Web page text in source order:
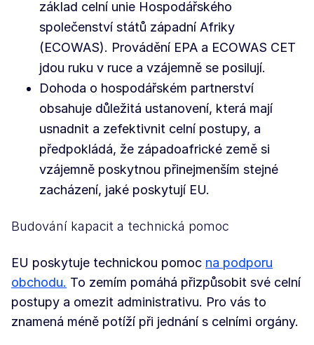
základ celní unie Hospodářského
společenství států západní Afriky
(ECOWAS). Provádění EPA a ECOWAS CET
jdou ruku v ruce a vzájemně se posilují.
Dohoda o hospodářském partnerství
obsahuje důležitá ustanovení, která mají
usnadnit a zefektivnit celní postupy, a
předpokládá, že západoafrické země si
vzájemně poskytnou přinejmenším stejné
zacházení, jaké poskytují EU.
Budování kapacit a technická pomoc
EU poskytuje technickou pomoc na podporu
obchodu. To zemím pomáhá přizpůsobit své celní
postupy a omezit administrativu. Pro vás to
znamená méně potíží při jednání s celními orgány.